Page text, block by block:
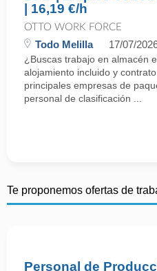
| 16,19 €/h
OTTO WORK FORCE
Todo Melilla 17/07/
¿Buscas trabajo en almacén
alojamiento incluido y
principales empresas de
personal de clasificación ...
Te proponemos ofertas de
Personal de